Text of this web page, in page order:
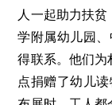
人一起助力扶
学附属幼儿园
得联系。他们为
点捐赠了幼儿